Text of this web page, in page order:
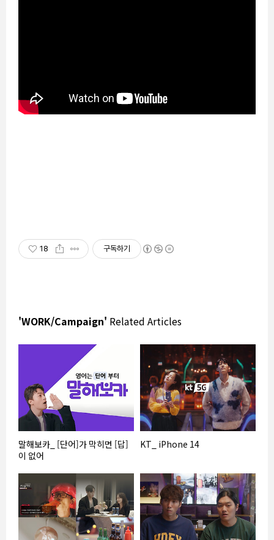
18 구독하기
'WORK/Campaign' Related Articles
말해보카_ [단어]가 막히면 [답]
이 없어
KT_ iPhone 14